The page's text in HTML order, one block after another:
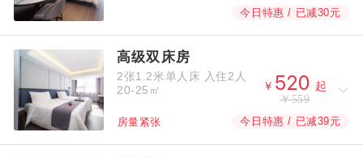
今日特惠 / 已减30元
高级双床房
2张1.2米单人床 入住2人
20-25㎡
￥ 
起
￥559
房量紧张 今日特惠 / 已减39元